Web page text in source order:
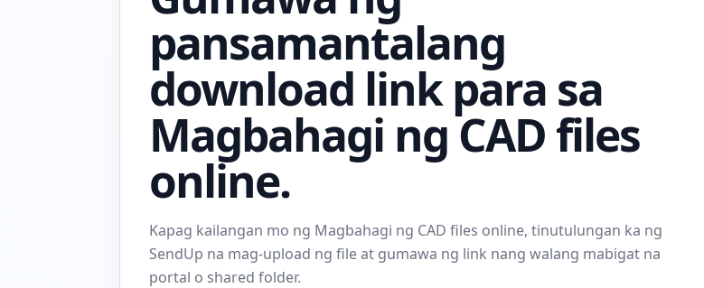
pansamantalang
download link para sa
Magbahagi ng CAD files
online.
Kapag kailangan mo ng Magbahagi ng CAD files online, tinutulungan ka ng
SendUp na mag-upload ng file at gumawa ng link nang walang mabigat na
portal o shared folder.